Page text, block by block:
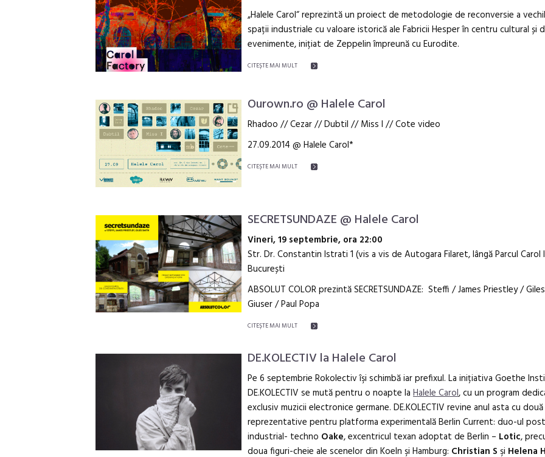
„Halele Carol“ reprezintă un proiect de metodologie de reconversie a
spații industriale cu valoare istorică ale Fabricii Hesper în centru cultural și
evenimente, inițiat de Zeppelin împreună cu Eurodite.
CITEŞTE MAI MULT
Ourown.ro @ Halele Carol
Rhadoo // Cezar // Dubtil // Miss I // Cote video
27.09.2014 @ Halele Carol*
CITEŞTE MAI MULT
SECRETSUNDAZE @ Halele Carol
Vineri, 19 septembrie, ora 22:00
Str. Dr. Constantin Istrati 1 (vis a vis de Autogara Filaret, lângă Parcul Carol
București
ABSOLUT COLOR prezintă SECRETSUNDAZE: Steffi / James Priestley /
Giuser / Paul Popa
CITEŞTE MAI MULT
DE.KOLECTIV la Halele Carol
Pe 6 septembrie Rokolectiv îşi schimbă iar prefixul. La inițiativa Goethe
DE.KOLECTIV se mută pentru o noapte la Halele Carol, cu un program
exclusiv muzicii electronice germane. DE.KOLECTIV revine anul asta cu
reprezentative pentru platforma experimentală Berlin Current: duo-ul
industrial- techno Oake, excentricul texan adoptat de Berlin – Lotic,
doua figuri-cheie ale scenelor din Koeln şi Hamburg: Christian S şi Helena